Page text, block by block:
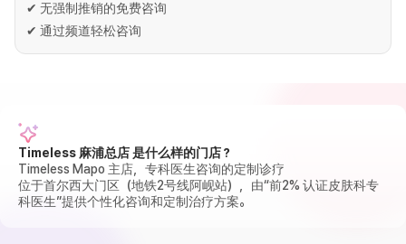
✔ 无强制推销的免费咨询
✔ 通过频道轻松咨询
Timeless 麻浦总店 是什么样的门店？
Timeless Mapo 主店，专科医生咨询的定制诊疗
位于首尔西大门区（地铁2号线阿岘站），由“前2% 认证皮肤科专
科医生”提供个性化咨询和定制治疗方案。